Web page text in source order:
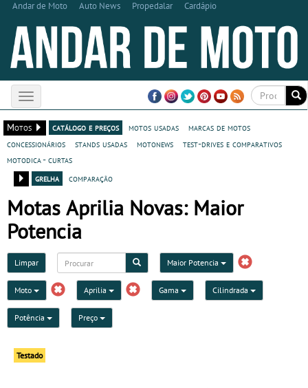
Andar de Moto Auto News Propedalar Cardápio
Toggle
navigation
Motos
catálogo e preços motos usadas
marcas de motos
concessionários
stands usadas motonews
test-drives e comparativos
motodica - curtas
grelha
comparação
Motas Aprilia Novas: Maior
Potencia
Limpar Maior Potencia
Moto Aprilia Gama Cilindrada
Potência Preço
Testado